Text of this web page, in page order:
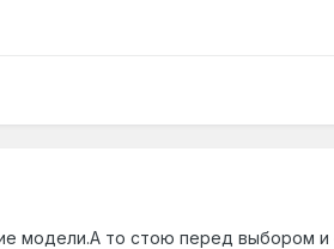
модели.А то стою перед выбором